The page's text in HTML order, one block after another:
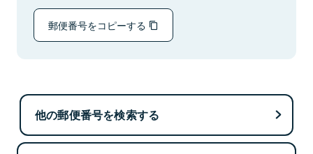
郵便番号をコピーする
他の郵便番号を検索する